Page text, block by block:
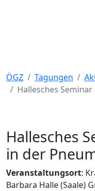
ÖGZ Tagungen
Hallesches
Hallesches
in der
Veranstaltungsort:
Barbara Halle (Saale)